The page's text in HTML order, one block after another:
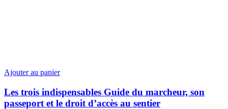
Ajouter au panier
Les trois indispensables Guide du marcheur, son
passeport et le droit d’accès au sentier